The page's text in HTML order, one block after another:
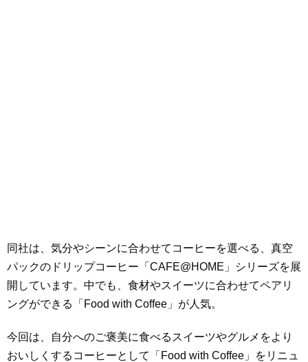
同社は、気分やシーンに合わせてコーヒーを選べる、真空
パックのドリップコーヒー「CAFE@HOME」シリーズを展
開しています。中でも、食材やスイーツに合わせてペアリ
ングができる「Food with Coffee」が人気。
今回は、自分へのご褒美に食べるスイーツやグルメをより
おいしくするコーヒーとして「Food with Coffee」をリニュ